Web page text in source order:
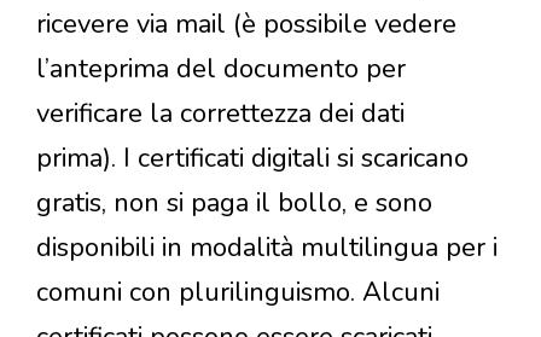
ricevere via mail (è possibile vedere
l’anteprima del documento per
verificare la correttezza dei dati
prima). I certificati digitali si scaricano
gratis, non si paga il bollo, e sono
disponibili in modalità multilingua per i
comuni con plurilinguismo. Alcuni